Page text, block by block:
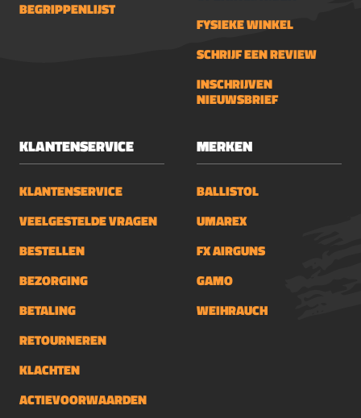
BEGRIPPENLIJST
FYSIEKE WINKEL
SCHRIJF EEN REVIEW
INSCHRIJVEN
NIEUWSBRIEF
KLANTENSERVICE
KLANTENSERVICE
VEELGESTELDE VRAGEN
BESTELLEN
BEZORGING
BETALING
RETOURNEREN
KLACHTEN
ACTIEVOORWAARDEN
MERKEN
BALLISTOL
UMAREX
FX AIRGUNS
GAMO
WEIHRAUCH